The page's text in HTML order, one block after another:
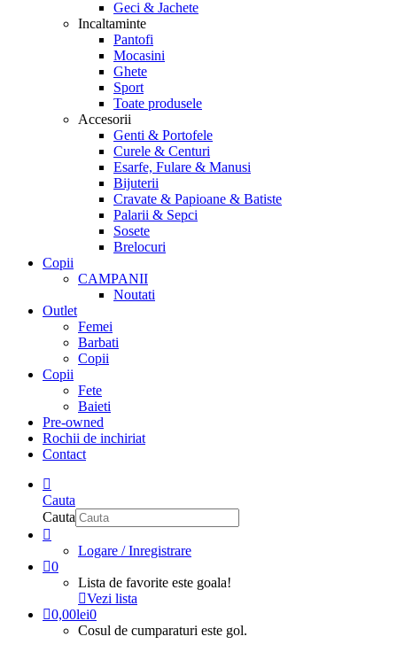
Geci & Jachete
Incaltaminte
Pantofi
Mocasini
Ghete
Sport
Toate produsele
Accesorii
Genti & Portofele
Curele & Centuri
Esarfe, Fulare & Manusi
Bijuterii
Cravate & Papioane & Batiste
Palarii & Sepci
Sosete
Brelocuri
Copii
CAMPANII
Noutati
Outlet
Femei
Barbati
Copii
Copii
Fete
Baieti
Pre-owned
Rochii de inchiriat
Contact
Cauta
Cauta
Logare / Inregistrare
0
Lista de favorite este goala!
Vezi lista
0,00lei0
Cosul de cumparaturi este gol.